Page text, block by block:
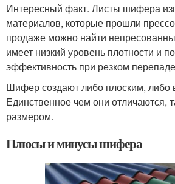
Интересный факт. Листы шифера
материалов, которые прошли
продаже можно найти
имеет низкий уровень плотности и
эффективность при резком
Шифер создают либо плоским, либо
Единственное чем они отличаются,
размером.
Плюсы и минусы шифера